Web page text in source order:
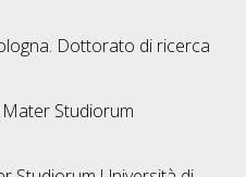
Dottorato di ricerca
Studiorum